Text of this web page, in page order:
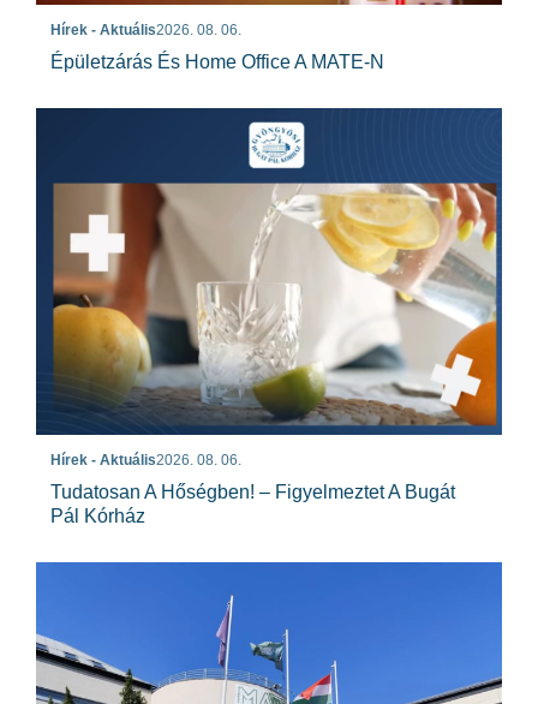
Hírek - Aktuális2026. 08. 06.
Épületzárás És Home Office A MATE-N
Hírek - Aktuális2026. 08. 06.
Tudatosan A Hőségben! – Figyelmeztet A Bugát
Pál Kórház